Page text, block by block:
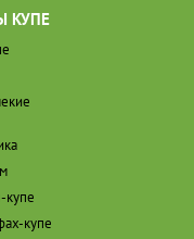
КУПЕ
купе